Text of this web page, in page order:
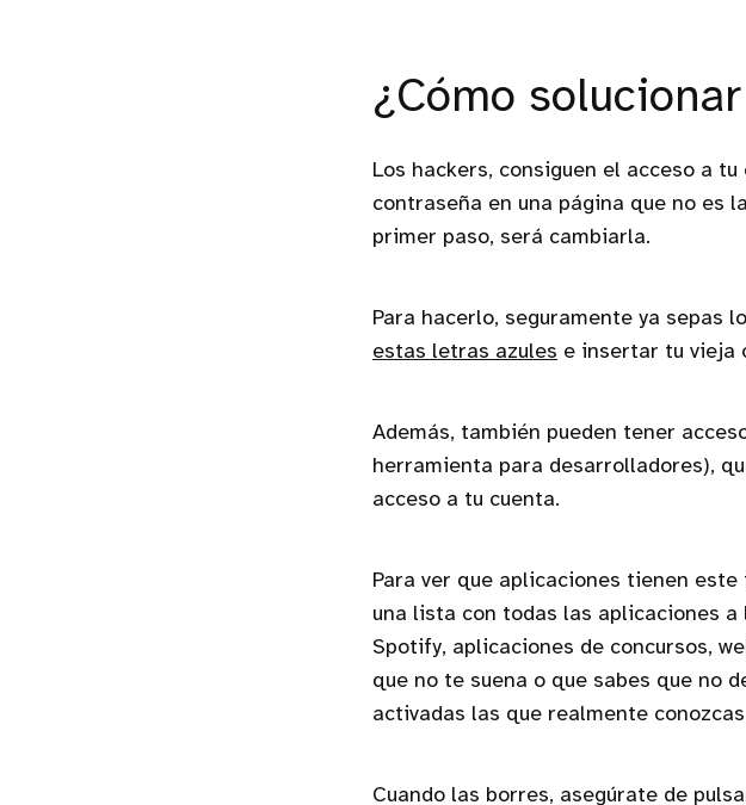
¿Cómo
Los hackers, consiguen el acceso a
contraseña en una página que no es
primer paso, será cambiarla.
Para hacerlo, seguramente ya sepas
estas letras azules e insertar tu vieja
Además, también pueden tener
herramienta para desarrolladores),
acceso a tu cuenta.
Para ver que aplicaciones tienen
una lista con todas las aplicaciones
Spotify, aplicaciones de concursos,
que no te suena o que sabes que no
activadas las que realmente
Cuando las borres, asegúrate de